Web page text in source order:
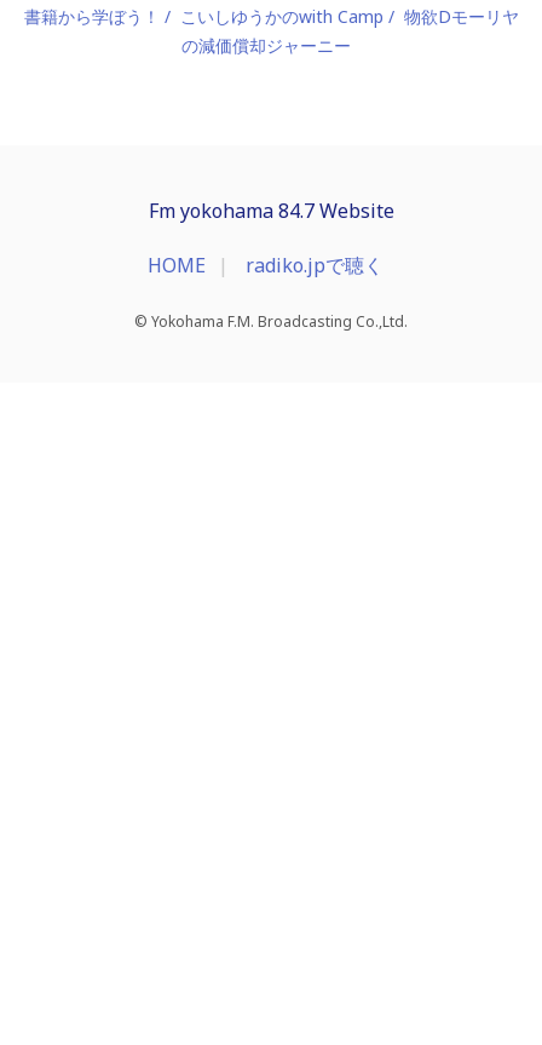
書籍から学ぼう！
こいしゆうかのwith Camp
物欲Dモーリヤ
の減価償却ジャーニー
Fm yokohama 84.7 Website
HOME radiko.jpで聴く
© Yokohama F.M. Broadcasting Co.,Ltd.